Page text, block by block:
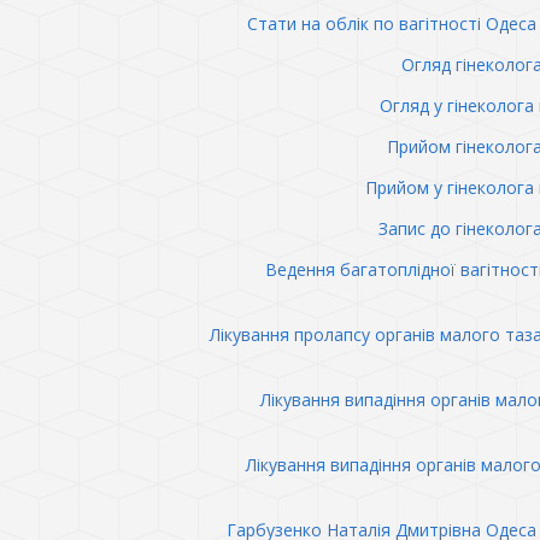
Стати на облік по вагітності Одеса
Огляд
Огляд у гінеколога
Прийом
Прийом у гінеколога
Запис до
Ведення багатоплідної
Лікування пролапсу органів малого
Лікування випадіння органів
Лікування випадіння органів
Гарбузенко Наталія Дмитрівна Одеса